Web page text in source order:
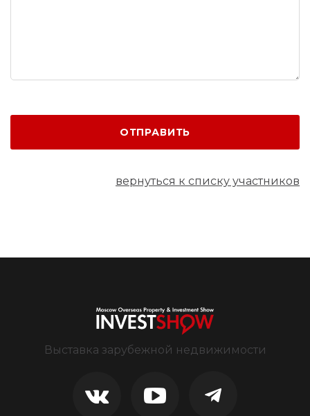
ОТПРАВИТЬ
вернуться к списку участников
Выставка зарубежной недвижимости